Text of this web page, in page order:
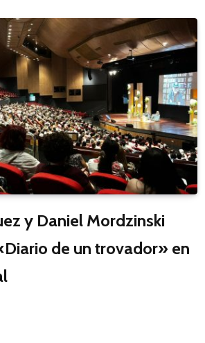
y Daniel Mordzinski
de un trovador» en